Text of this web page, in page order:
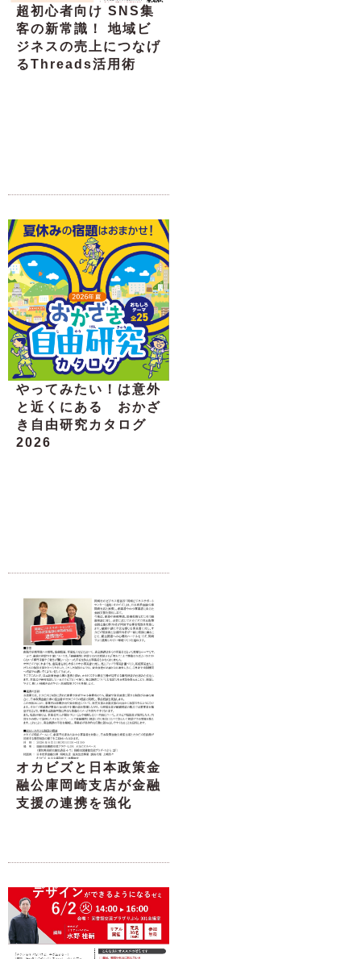
超初心者向け SNS集
客の新常識！ 地域ビ
ジネスの売上につなげ
るThreads活用術
やってみたい！は意外
と近くにある おかざ
き自由研究カタログ
2026
オカビズと日本政策金
融公庫岡崎支店が金融
支援の連携を強化